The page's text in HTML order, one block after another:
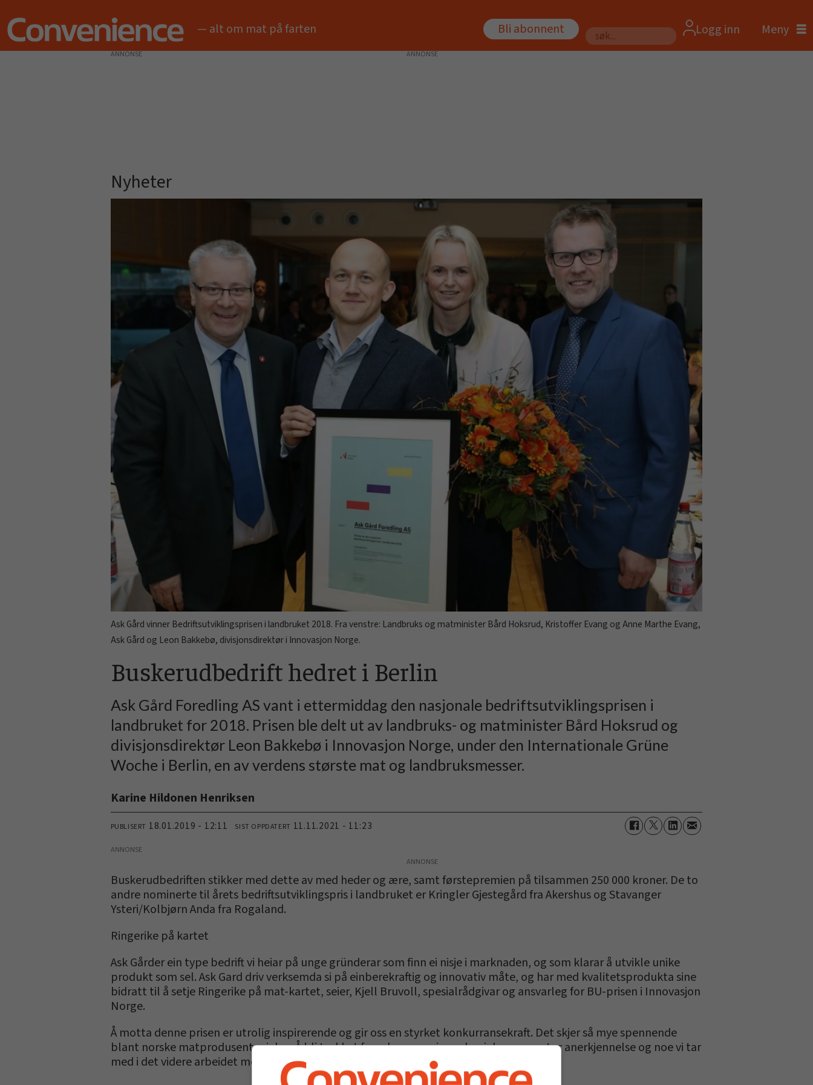
— alt om mat på farten Bli abonnent
Søk
Logg inn
ANNONSE
Nyheter
Ask Gård vinner Bedriftsutviklingsprisen i landbruket 2018. Fra venstre: Landbruks og matminister Bård Hoksrud, Kristoffer Evang og Anne Marthe Evang,
Ask Gård og Leon Bakkebø, divisjonsdirektør i Innovasjon Norge.
Buskerudbedrift hedret i Berlin
Ask Gård Foredling AS vant i ettermiddag den nasjonale bedriftsutviklingsprisen i
landbruket for 2018. Prisen ble delt ut av landbruks- og matminister Bård Hoksrud og
divisjonsdirektør Leon Bakkebø i Innovasjon Norge, under den Internationale Grüne
Woche i Berlin, en av verdens største mat og landbruksmesser.
Karine Hildonen Henriksen
PUBLISERT 18.01.2019 - 12:11 SIST OPPDATERT 11.11.2021 - 11:23
ANNONSE
Buskerudbedriften stikker med dette av med heder og ære, samt førstepremien på tilsammen 250 000 kroner. De to
andre nominerte til årets bedriftsutviklingspris i landbruket er Kringler Gjestegård fra Akershus og Stavanger
Ysteri/Kolbjørn Anda fra Rogaland.
Ringerike på kartet
Ask Gårder ein type bedrift vi heiar på unge gründerar som finn ei nisje i marknaden, og som klarar å utvikle unike
produkt som sel. Ask Gard driv verksemda si på einberekraftig og innovativ måte, og har med kvalitetsprodukta sine
bidratt til å setje Ringerike på mat-kartet, seier, Kjell Bruvoll, spesialrådgivar og ansvarleg for BU-prisen i Innovasjon
Norge.
Å motta denne prisen er utrolig inspirerende og gir oss en styrket konkurransekraft. Det skjer så mye spennende
blant norske matprodusenter i dag. Å bli trukket frem her som vinner her i dag, er en stor anerkjennelse og noe vi tar
med i det videre arbeidet med å utvikle Ask Gård, sier Anne Marthe Evang.